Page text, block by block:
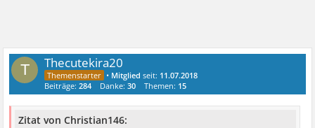
T Thecutekira20
• Mitglied seit: 11.07.2018
Beiträge:284 Danke:30 Themen: 15
Zitat von Christian146: